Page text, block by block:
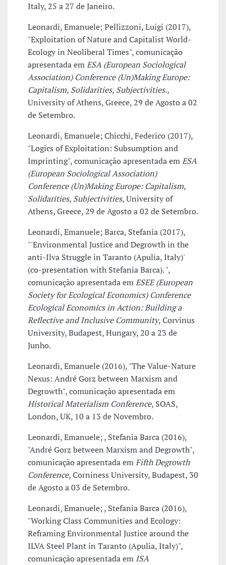
Italy, 25 a 27 de Janeiro.
Leonardi, Emanuele; Pellizzoni, Luigi (2017),
"Exploitation of Nature and Capitalist World-
Ecology in Neoliberal Times", comunicação
apresentada emESA (European Sociological
Association) Conference (Un)Making Europe:
Capitalism, Solidarities, Subjectivities.,
University of Athens, Greece, 29 de Agosto a 02
de Setembro.
Leonardi, Emanuele; Chicchi, Federico (2017),
"Logics of Exploitation: Subsumption and
Imprinting", comunicação apresentada emESA
(European Sociological Association)
Conference (Un)Making Europe: Capitalism,
Solidarities, Subjectivities, University of
Athens, Greece, 29 de Agosto a 02 de Setembro.
Leonardi, Emanuele; Barca, Stefania (2017),
"'Environmental Justice and Degrowth in the
anti-Ilva Struggle in Taranto (Apulia, Italy)'
(co-presentation with Stefania Barca). ",
comunicação apresentada emESEE (European
Society for Ecological Economics) Conference
Ecological Economics in Action: Building a
Reflective and Inclusive Community, Corvinus
University, Budapest, Hungary, 20 a 23 de
Junho.
Leonardi, Emanuele (2016), "The Value-Nature
Nexus: André Gorz between Marxism and
Degrowth", comunicação apresentada em
Historical Materialism Conference, SOAS,
London, UK, 10 a 13 de Novembro.
Leonardi, Emanuele; , Stefania Barca (2016),
"André Gorz between Marxism and Degrowth",
comunicação apresentada emFifth Degrowth
Conference, Corniness University, Budapest, 30
de Agosto a 03 de Setembro.
Leonardi, Emanuele; , Stefania Barca (2016),
"Working Class Communities and Ecology:
Reframing Environmental Justice around the
ILVA Steel Plant in Taranto (Apulia, Italy)",
comunicação apresentada em ISA